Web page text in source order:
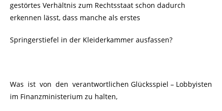
gestörtes Verhältnis zum Rechtsstaat schon dadurch
erkennen lässt, dass manche als erstes
Springerstiefel in der Kleiderkammer ausfassen?
Was ist von den verantwortlichen Glücksspiel – Lobbyisten
im Finanzministerium zu halten,